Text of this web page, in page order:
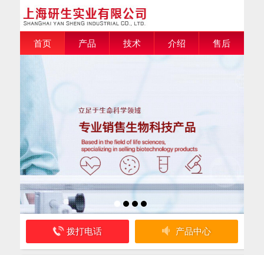
首页 产品 技术 介绍 售后
拨打电话 产品中心